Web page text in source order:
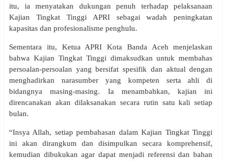
itu, ia menyatakan dukungan penuh terhadap pelaksanaan
Kajian Tingkat Tinggi APRI sebagai wadah peningkatan
kapasitas dan profesionalisme penghulu.
Sementara itu, Ketua APRI Kota Banda Aceh menjelaskan
bahwa Kajian Tingkat Tinggi dimaksudkan untuk membahas
persoalan-persoalan yang bersifat spesifik dan aktual dengan
menghadirkan narasumber yang kompeten serta ahli di
bidangnya masing-masing. Ia menambahkan, kajian ini
direncanakan akan dilaksanakan secara rutin satu kali setiap
bulan.
“Insya Allah, setiap pembahasan dalam Kajian Tingkat Tinggi
ini akan dirangkum dan disimpulkan secara komprehensif,
kemudian dibukukan agar dapat menjadi referensi dan bahan